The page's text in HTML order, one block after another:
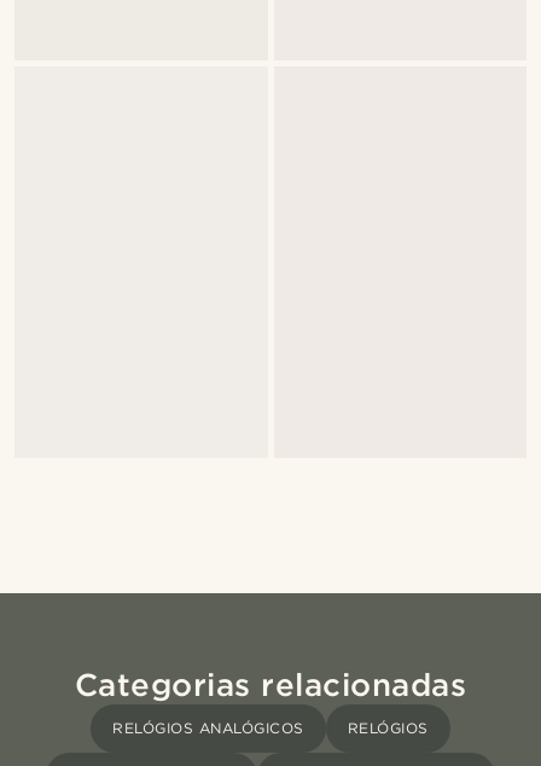
Categorias relacionadas
RELÓGIOS ANALÓGICOS RELÓGIOS